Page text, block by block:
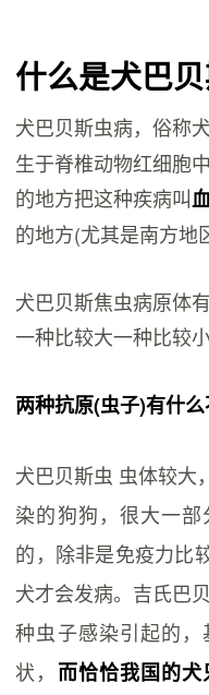
什么是犬巴贝
犬巴贝斯虫病，俗称
生于脊椎动物红细胞
的地方把这种疾病叫
的地方(尤其是南方地
犬巴贝斯焦虫病原体
一种比较大一种比较
两种抗原(虫子)有什么
犬巴贝斯虫 虫体较大
染的狗狗，很大一
的，除非是免疫力比
犬才会发病。吉氏巴
种虫子感染引起的
状， 而恰恰我国的